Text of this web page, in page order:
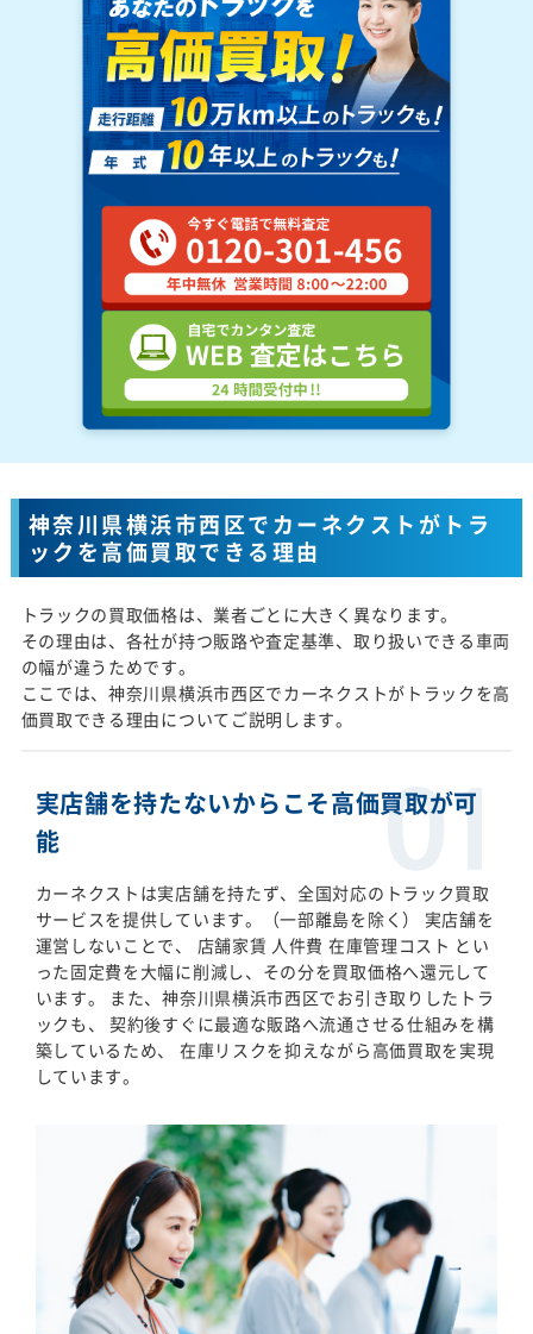
神奈川県横浜市西区でカーネクストがトラ
ックを高価買取できる理由
トラックの買取価格は、業者ごとに大きく異なります。
その理由は、各社が持つ販路や査定基準、取り扱いできる車両
の幅が違うためです。
ここでは、神奈川県横浜市西区でカーネクストがトラックを高
価買取できる理由についてご説明します。
実店舗を持たないからこそ高価買取が可
能
カーネクストは実店舗を持たず、全国対応のトラック買取
サービスを提供しています。（一部離島を除く） 実店舗を
運営しないことで、 店舗家賃 人件費 在庫管理コスト とい
った固定費を大幅に削減し、その分を買取価格へ還元して
います。 また、神奈川県横浜市西区でお引き取りしたトラ
ックも、 契約後すぐに最適な販路へ流通させる仕組みを構
築しているため、 在庫リスクを抑えながら高価買取を実現
しています。